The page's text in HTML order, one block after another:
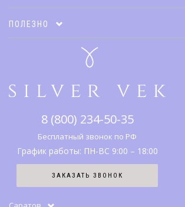
Акции
Правовая информация
История бренда
Оплата и доставка
Гарантии и возврат
Серебро
ПОЛЕЗНО
Карта сайта
8 (800) 234-50-35
Бесплатный звонок по РФ
График работы: ПН-ВС 9:00 – 18:00
ЗАКАЗАТЬ ЗВОНОК